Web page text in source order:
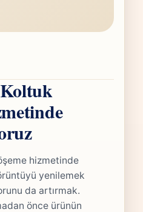
hizmetinde
yenilemek
da artırmak.
önce ürünün